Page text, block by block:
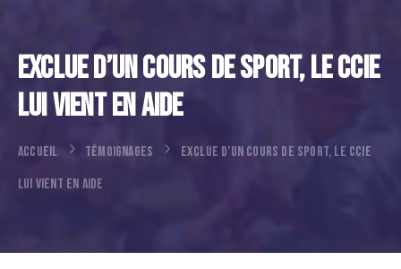
Exclue D’un Cours De Sport, Le CCIE
Lui Vient En Aide
ACCUEIL TÉMOIGNAGES
EXCLUE D’UN COURS DE SPORT, LE CCIE
LUI VIENT EN AIDE